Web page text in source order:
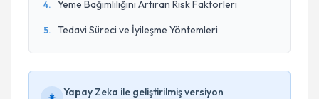
4. Yeme Bağımlılığını Artıran Risk Faktörleri
5. Tedavi Süreci ve İyileşme Yöntemleri
Yapay Zeka ile geliştirilmiş versiyon